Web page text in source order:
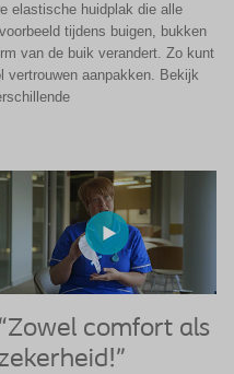
elastische huidplak die alle
tijdens buigen, bukken
van de buik verandert. Zo kunt
vertrouwen aanpakken. Bekijk
“Zowel comfort als